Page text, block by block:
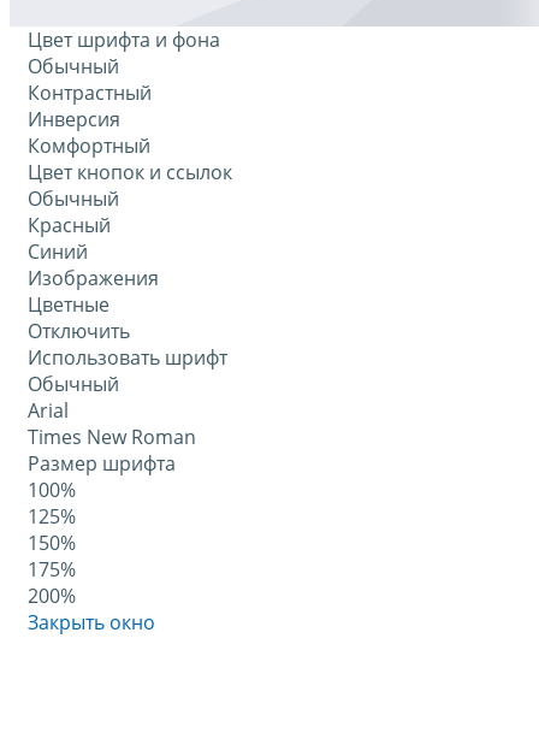
Цвет шрифта и фона
Обычный
Контрастный
Инверсия
Комфортный
Цвет кнопок и ссылок
Обычный
Красный
Синий
Изображения
Цветные
Отключить
Использовать шрифт
Обычный
Arial
Times New Roman
Размер шрифта
100%
125%
150%
175%
200%
Закрыть окно